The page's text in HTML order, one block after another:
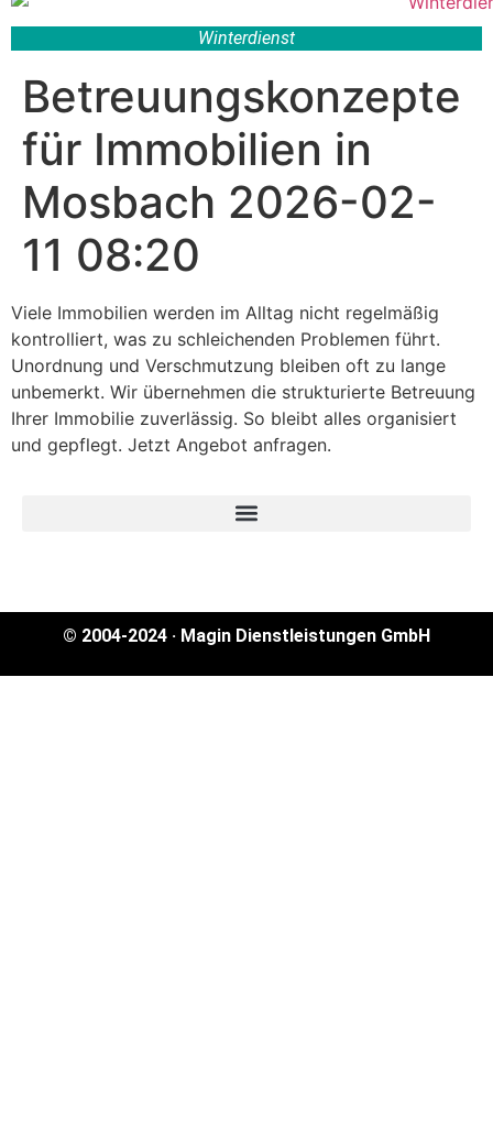
Winterdienst
Betreuungskonzepte
für Immobilien in
Mosbach 2026-02-
11 08:20
Viele Immobilien werden im Alltag nicht regelmäßig
kontrolliert, was zu schleichenden Problemen führt.
Unordnung und Verschmutzung bleiben oft zu lange
unbemerkt. Wir übernehmen die strukturierte Betreuung
Ihrer Immobilie zuverlässig. So bleibt alles organisiert
und gepflegt. Jetzt Angebot anfragen.
© 2004-2024 · Magin Dienstleistungen GmbH